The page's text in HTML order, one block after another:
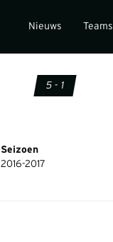
Nieuws Teams
5 - 1
Seizoen
2016-2017